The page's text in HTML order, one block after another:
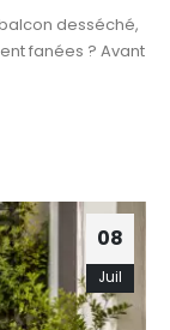
desséché,
fanées ? Avant
08
Juil